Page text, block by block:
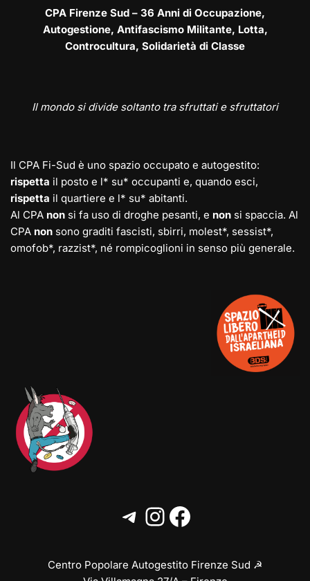
CPA Firenze Sud – 36 Anni di Occupazione,
Autogestione, Antifascismo Militante, Lotta,
Controcultura, Solidarietà di Classe
Il mondo si divide soltanto tra sfruttati e sfruttatori
Il CPA Fi-Sud è uno spazio occupato e autogestito:
rispetta il posto e l* su* occupanti e, quando esci,
rispetta il quartiere e l* su* abitanti.
Al CPA non si fa uso di droghe pesanti, e non si spaccia. Al
CPA non sono graditi fascisti, sbirri, molest*, sessist*,
omofob*, razzist*, né rompicoglioni in senso più generale.
Centro Popolare Autogestito Firenze Sud ☭